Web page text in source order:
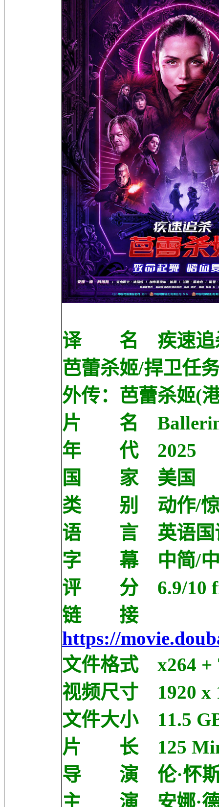
译 名 疾速追杀
芭蕾杀姬/捍卫任
外传：芭蕾杀姬(
片 名
年 代 2025
国 家 美国
类 别 动作/惊
语 言 英语国
字 幕 中简/中
评 分 6.9/10
链 接
https://
文件格式 x264 +
视频尺寸 1920 x
文件大小 11.5
片 长 125
导 演 伦·怀斯
主 演 安娜·德·